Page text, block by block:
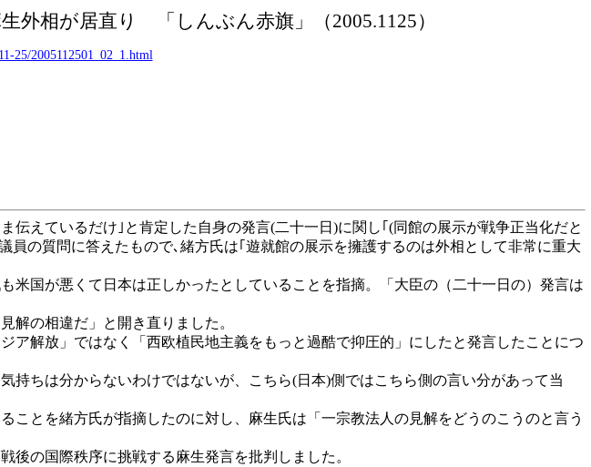
外相が居直り 「しんぶん赤旗」（2005.1125）
25/2005112501_02_1.html
伝えているだけ｣と肯定した自身の発言(二十一日)に関し｢(同館の展示が戦争正当化だと
の質問に答えたもので､緒方氏は｢遊就館の展示を擁護するのは外相として非常に重大
国が悪くて日本は正しかったとしていることを指摘。「大臣の（二十一日の）発言は
解の相違だ」と開き直りました。
解放」ではなく「西欧植民地主義をもっと過酷で抑圧的」にしたと発言したことにつ
持ちは分からないわけではないが、こちら(日本)側ではこちら側の言い分があって当
とを緒方氏が指摘したのに対し、麻生氏は「一宗教法人の見解をどうのこうのと言う
の国際秩序に挑戦する麻生発言を批判しました。